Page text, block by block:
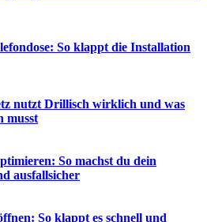
So klappt die Installation
nutzt Drillisch wirklich und was
musst
So machst du dein
ausfallsicher
So klappt es schnell und